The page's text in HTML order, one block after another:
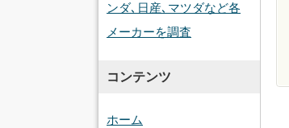
ンダ､日産､マツダなど各
メーカーを調査
コンテンツ
ホーム